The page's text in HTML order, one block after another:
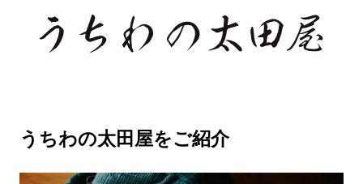
うちわの太田屋をご紹介